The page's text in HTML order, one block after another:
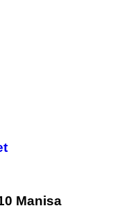
Manisa